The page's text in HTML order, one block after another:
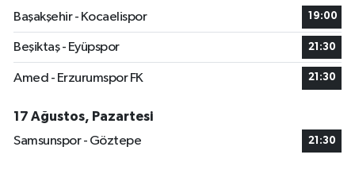
Başakşehir - Kocaelispor
19:00
Beşiktaş - Eyüpspor 21:30
Amed - Erzurumspor FK 21:30
17 Ağustos, Pazartesi
Samsunspor - Göztepe
21:30